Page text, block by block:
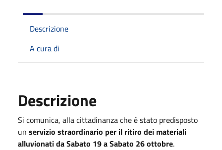
Descrizione
A cura di
Descrizione
Si comunica, alla cittadinanza che è stato predisposto
un servizio straordinario per il ritiro dei materiali
alluvionati da Sabato 19 a Sabato 26 ottobre.